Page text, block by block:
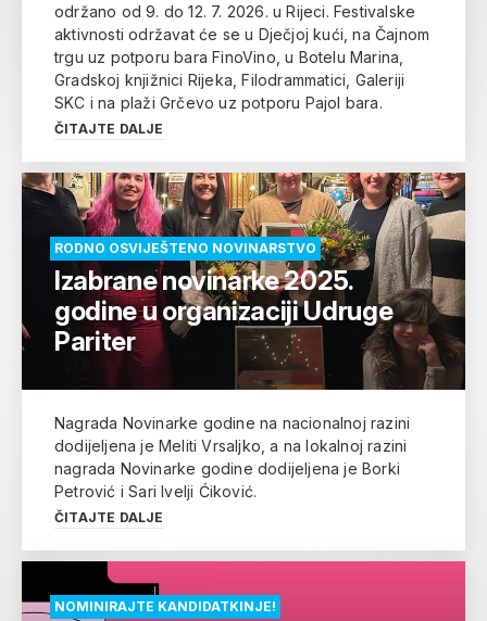
održano od 9. do 12. 7. 2026. u Rijeci. Festivalske
aktivnosti održavat će se u Dječjoj kući, na Čajnom
trgu uz potporu bara FinoVino, u Botelu Marina,
Gradskoj knjižnici Rijeka, Filodrammatici, Galeriji
SKC i na plaži Grčevo uz potporu Pajol bara.
ČITAJTE DALJE
RODNO OSVIJEŠTENO NOVINARSTVO
Izabrane novinarke 2025.
godine u organizaciji Udruge
Pariter
Nagrada Novinarke godine na nacionalnoj razini
dodijeljena je Meliti Vrsaljko, a na lokalnoj razini
nagrada Novinarke godine dodijeljena je Borki
Petrović i Sari Ivelji Ćiković.
ČITAJTE DALJE
NOMINIRAJTE KANDIDATKINJE!